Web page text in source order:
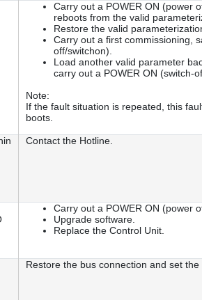
Carry out a POWER ON (power
reboots from the valid
Restore the valid
Carry out a first commissioning,
off/switchon).
Load another valid parameter
carry out a POWER ON (switch-
Note:
If the fault situation is repeated, this
boots.
Contact the Hotline.
Carry out a POWER ON (power
Upgrade software.
Replace the Control Unit.
Restore the bus connection and set the